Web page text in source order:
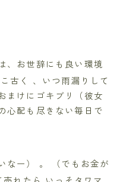
、お世辞にも良い環境
古く 、いつ雨漏りして
まけにゴキブリ（彼女
心配も尽きない毎日で
なー） 。 （でもお金が